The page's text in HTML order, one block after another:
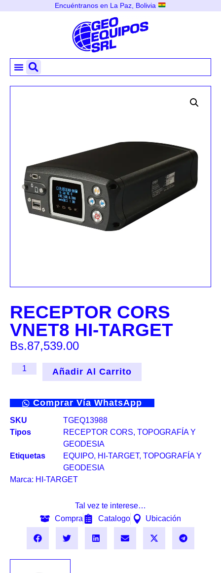
Encuéntranos en La Paz, Bolivia
RECEPTOR CORS
VNET8 HI-TARGET
Bs.87,539.00
Añadir Al Carrito
Comprar Vía WhatsApp
SKU
TGEQ13988
Tipos
RECEPTOR CORS, TOPOGRAFÍA Y
GEODESIA
Etiquetas
EQUIPO, HI-TARGET, TOPOGRAFÍA Y
GEODESIA
Marca: HI-TARGET
Tal vez te interese…
Compra
Catalogo Ubicación
ANTENA